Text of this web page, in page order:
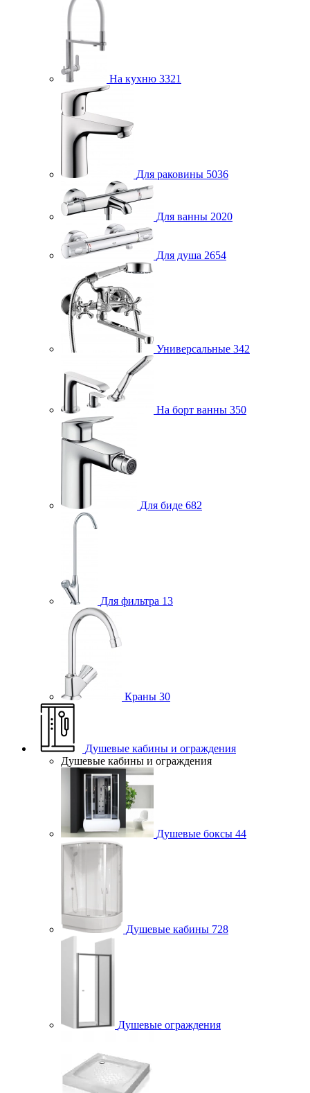
На кухню 3321
Для раковины 5036
Для ванны 2020
Для душа 2654
Универсальные 342
На борт ванны 350
Для биде 682
Для фильтра 13
Краны 30
Душевые кабины и ограждения
Душевые кабины и ограждения
Душевые боксы 44
Душевые кабины 728
Душевые ограждения